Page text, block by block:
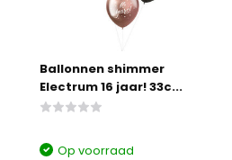
Ballonnen shimmer
Electrum 16 jaar! 33c...
Op voorraad